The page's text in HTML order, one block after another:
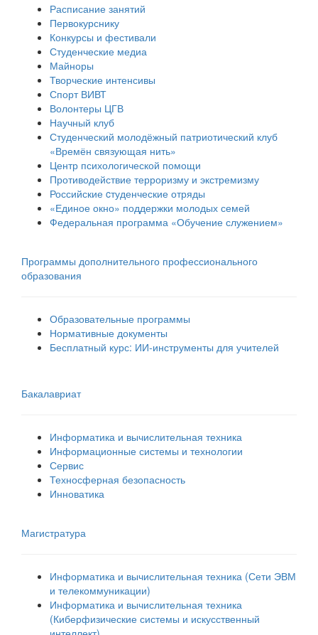
Расписание занятий
Первокурснику
Конкурсы и фестивали
Студенческие медиа
Майноры
Творческие интенсивы
Спорт ВИВТ
Волонтеры ЦГВ
Научный клуб
Студенческий молодёжный патриотический клуб
«Времён связующая нить»
Центр психологической помощи
Противодействие терроризму и экстремизму
Российские cтуденческие отряды
«Единое окно» поддержки молодых семей
Федеральная программа «Обучение служением»
Программы дополнительного профессионального
образования
Образовательные программы
Нормативные документы
Бесплатный курс: ИИ‑инструменты для учителей
Бакалавриат
Информатика и вычислительная техника
Информационные системы и технологии
Сервис
Техносферная безопасность
Инноватика
Магистратура
Информатика и вычислительная техника (Сети ЭВМ
и телекоммуникации)
Информатика и вычислительная техника
(Киберфизические системы и искусственный